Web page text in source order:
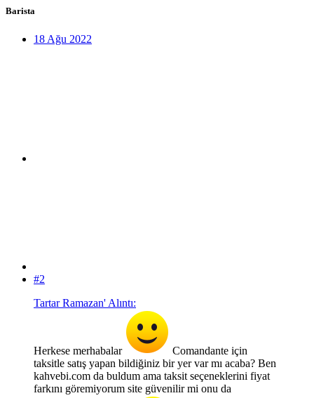
Barista
18 Ağu 2022
#2
Tartar Ramazan' Alıntı:
Herkese merhabalar
Comandante için
taksitle satış yapan bildiğiniz bir yer var mı acaba? Ben
kahvebi.com da buldum ama taksit seçeneklerini fiyat
farkını göremiyorum site güvenilir mi onu da